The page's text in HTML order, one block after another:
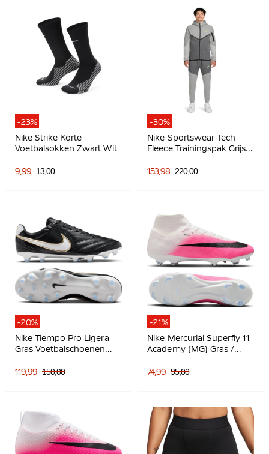
-23%
Nike Strike Korte
Voetbalsokken Zwart Wit
9,99 13,00
-30%
Nike Sportswear Tech
Fleece Trainingspak Grijs
153,98 220,00
-20%
Nike Tiempo Pro Ligera
Gras Voetbalschoenen
119,99 150,00
-21%
Nike Mercurial Superfly 11
Academy (MG) Gras /
Voetbalschoenen Felroze
74,99 95,00